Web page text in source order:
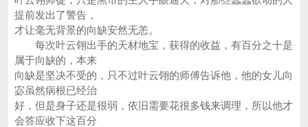
提前发出了警告，
才让毫无背景的向缺安然无恙。
每次叶云翎出手的天材地宝，获得的收益，有百分之十是
属于向缺的，本来
向缺是坚决不受的，只不过叶云翎的师傅告诉他，他的女儿向
宓虽然病根已经治
好，但是身子还是很弱，依旧需要花很多钱来调理，所以他才
会答应收下这百分